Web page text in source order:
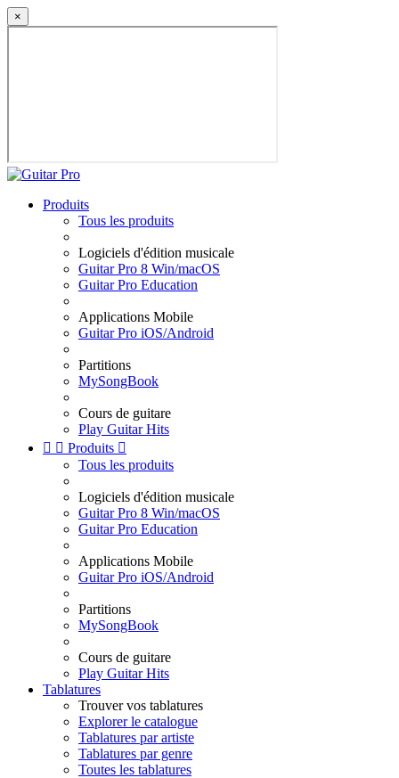
×
Produits
Tous les produits
Logiciels d'édition musicale
Guitar Pro 8 Win/macOS
Guitar Pro Education
Applications Mobile
Guitar Pro iOS/Android
Partitions
MySongBook
Cours de guitare
Play Guitar Hits
  Produits 
Tous les produits
Logiciels d'édition musicale
Guitar Pro 8 Win/macOS
Guitar Pro Education
Applications Mobile
Guitar Pro iOS/Android
Partitions
MySongBook
Cours de guitare
Play Guitar Hits
Tablatures
Trouver vos tablatures
Explorer le catalogue
Tablatures par artiste
Tablatures par genre
Toutes les tablatures